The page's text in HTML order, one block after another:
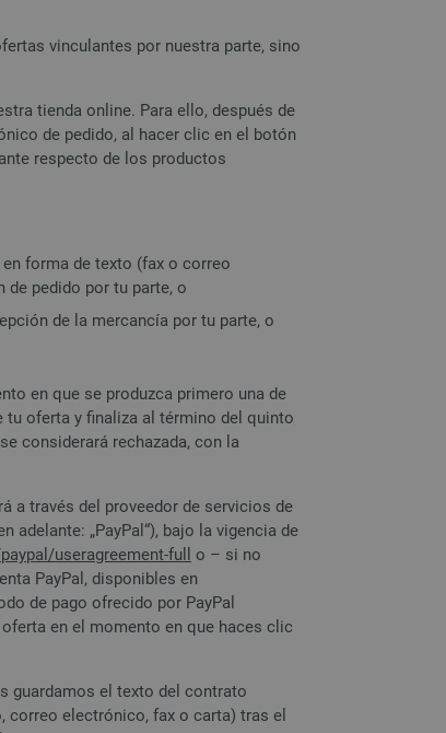
vinculantes por nuestra parte, sino
tienda online. Para ello, después de
de pedido, al hacer clic en el botón
respecto de los productos
forma de texto (fax o correo
pedido por tu parte, o
de la mercancía por tu parte, o
en que se produzca primero una de
tu oferta y finaliza al término del quinto
considerará rechazada, con la
a través del proveedor de servicios de
adelante: „PayPal“), bajo la vigencia de
/useragreement-full
o – si no
PayPal, disponibles en
de pago ofrecido por PayPal
en el momento en que haces clic
guardamos el texto del contrato
correo electrónico, fax o carta) tras el